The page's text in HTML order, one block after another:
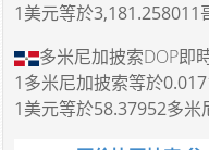
1美元等於3,181.258011
多米尼加披索DOP即
1多米尼加披索等於
1美元等於58.37952多米